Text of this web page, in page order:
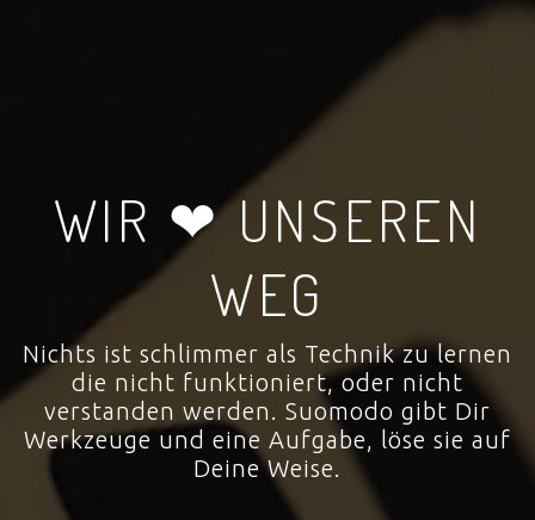
WIR ❤ UNSEREN
WEG
Nichts ist schlimmer als Technik zu lernen
die nicht funktioniert, oder nicht
verstanden werden. Suomodo gibt Dir
Werkzeuge und eine Aufgabe, löse sie auf
Deine Weise.